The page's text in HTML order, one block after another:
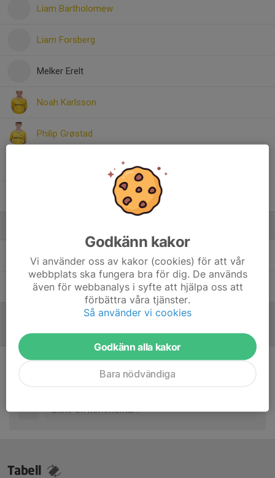
Liam Bartholomew
Liam Forsberg
Melker Erelt
Noah Karlsson
Philip Grøstad
Caisa Citron
Linus Karlsson Wendel Tränare
Referat
Inget referat skrivet
Tabell
Godkänn kakor
Vi använder oss av kakor (cookies) för att vår
webbplats ska fungera bra för dig. De används
även för webbanalys i syfte att hjälpa oss att
förbättra våra tjänster.
Så använder vi cookies
Godkänn alla kakor
Bara nödvändiga